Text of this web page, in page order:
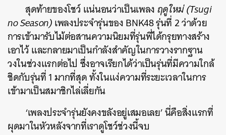
สุดท้ายของโชว์ แน่นอนว่าเป็นเพลงฤดูใหม่ (Tsugi
no Season)เพลงประจำรุ่นของ BNK48 รุ่นที่ 2 ว่าด้วย
การเข้ามารับไม้ต่อสานความนิยมที่รุ่นพี่ได้กรุยทางสร้าง
เอาไว้ และกลายมาเป็นกำลังสำคัญในการวางรากฐาน
วงในช่วงแรกต่อไป ซึ่งอาจเรียกได้ว่าเป็นรุ่นที่มีความใกล้
ชิดกับรุ่นที่ 1 มากที่สุด ทั้งในแง่ความที่ระยะเวลาในการ
เข้ามาเป็นสมาชิกไล่เลี่ยกัน
‘เพลงประจำรุ่นยังคงขลังอยู่เสมอเลย’ นี่คือสิ่งแรกที่
ผุดมาในหัวหลังจากที่เราดูโชว์ช่วงนี้จบ